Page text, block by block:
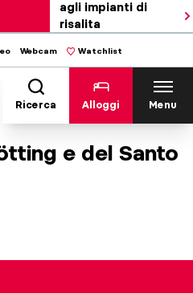
agli impianti di
risalita
Webcam Watchlist
Ricerca Alloggi Menu
e del Santo